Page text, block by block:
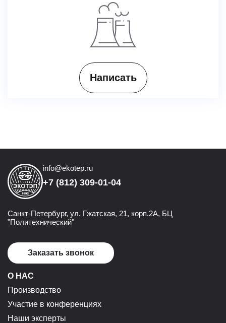
Написать
info@ekotep.ru
+7 (812) 309-01-04
Санкт-Петербург, ул. Гжатская, 21, корп.2А, БЦ
"Политехнический"
Заказать звонок
О НАС
Производство
Участие в конференциях
Наши эксперты